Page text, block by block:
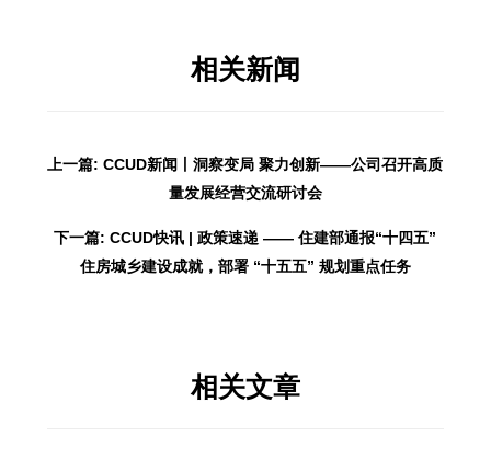
相关新闻
上一篇: CCUD新闻丨洞察变局 聚力创新——公司召开高质
量发展经营交流研讨会
下一篇: CCUD快讯 | 政策速递 —— 住建部通报“十四五”
住房城乡建设成就，部署 “十五五” 规划重点任务
相关文章